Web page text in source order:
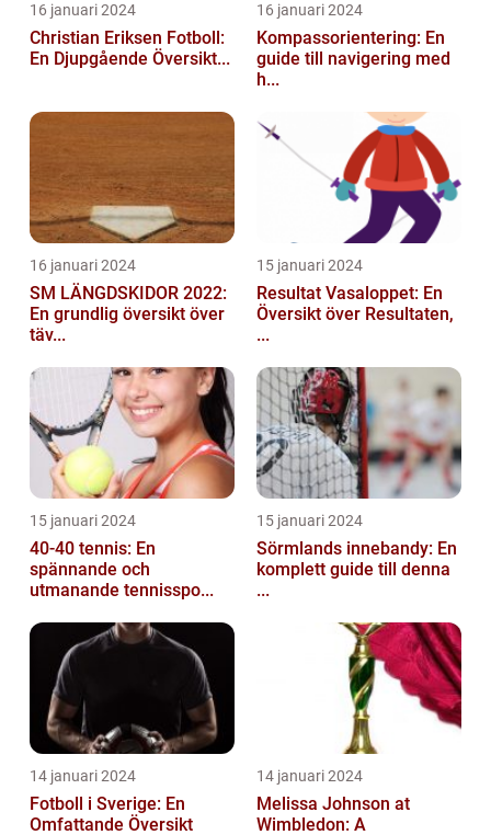
16 januari 2024
Christian Eriksen Fotboll:
En Djupgående Översikt...
16 januari 2024
Kompassorientering: En
guide till navigering med
h...
16 januari 2024
SM LÄNGDSKIDOR 2022:
En grundlig översikt över
täv...
15 januari 2024
Resultat Vasaloppet: En
Översikt över Resultaten,
...
15 januari 2024
40-40 tennis: En
spännande och
utmanande tennisspo...
15 januari 2024
Sörmlands innebandy: En
komplett guide till denna
...
14 januari 2024
Fotboll i Sverige: En
Omfattande Översikt
14 januari 2024
Melissa Johnson at
Wimbledon: A